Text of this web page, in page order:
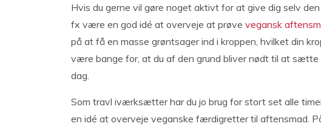
Hvis du gerne vil gøre noget aktivt for at give dig selv
fx være en god idé at overveje at prøve vegansk
på at få en masse grøntsager ind i kroppen, hvilket din
være bange for, at du af den grund bliver nødt til at
dag.
Som travl iværksætter har du jo brug for stort set alle
en idé at overveje veganske færdigretter til aftensmad.